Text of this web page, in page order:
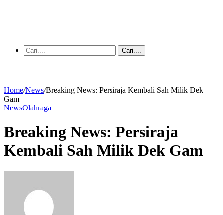
Cari....
Home/News/Breaking News: Persiraja Kembali Sah Milik Dek
Gam
NewsOlahraga
Breaking News: Persiraja
Kembali Sah Milik Dek Gam